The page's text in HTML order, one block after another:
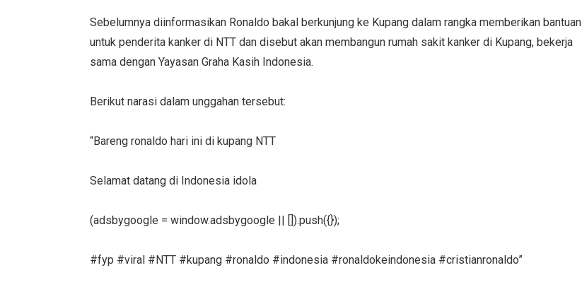
Sebelumnya diinformasikan Ronaldo bakal berkunjung ke Kupang dalam rangka memberikan bantuan
untuk penderita kanker di NTT dan disebut akan membangun rumah sakit kanker di Kupang, bekerja
sama dengan Yayasan Graha Kasih Indonesia.
Berikut narasi dalam unggahan tersebut:
“Bareng ronaldo hari ini di kupang NTT
Selamat datang di Indonesia idola
(adsbygoogle = window.adsbygoogle || []).push({});
#fyp #viral #NTT #kupang #ronaldo #indonesia #ronaldokeindonesia #cristianronaldo”